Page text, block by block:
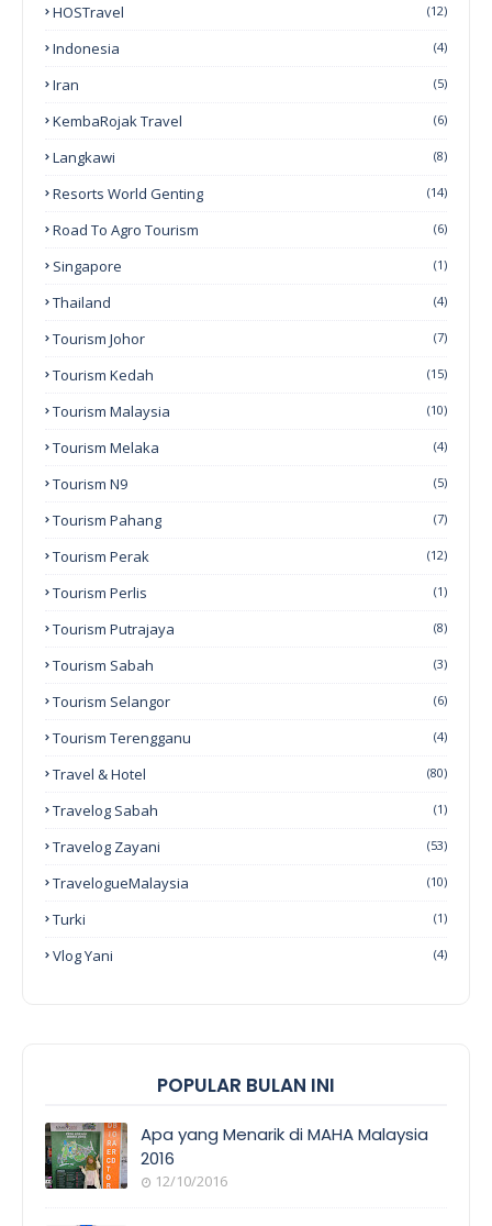
HOSTravel (12)
Indonesia (4)
Iran (5)
KembaRojak Travel (6)
Langkawi (8)
Resorts World Genting (14)
Road To Agro Tourism (6)
Singapore (1)
Thailand (4)
Tourism Johor (7)
Tourism Kedah (15)
Tourism Malaysia (10)
Tourism Melaka (4)
Tourism N9 (5)
Tourism Pahang (7)
Tourism Perak (12)
Tourism Perlis (1)
Tourism Putrajaya (8)
Tourism Sabah (3)
Tourism Selangor (6)
Tourism Terengganu (4)
Travel & Hotel (80)
Travelog Sabah (1)
Travelog Zayani (53)
TravelogueMalaysia (10)
Turki (1)
Vlog Yani (4)
POPULAR BULAN INI
Apa yang Menarik di MAHA Malaysia
2016
12/10/2016